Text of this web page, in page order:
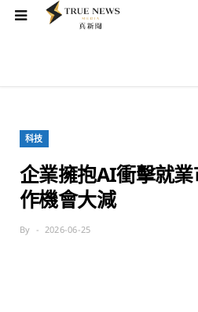
科技
企業擁抱AI衝擊就
作機會大減
By 2026-06-25